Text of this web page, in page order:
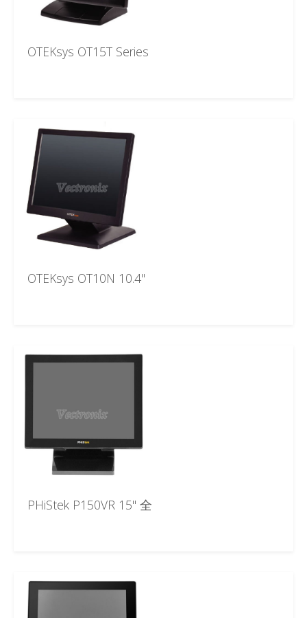
OTEKsys OT15T Series
OTEKsys OT10N 10.4"
PHiStek P150VR 15" 全